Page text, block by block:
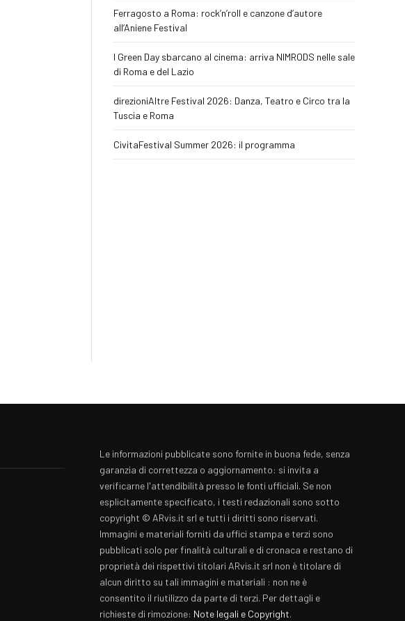
Ferragosto a Roma: rock’n’roll e canzone d’autore
all’Aniene Festival
I Green Day sbarcano al cinema: arriva NIMRODS nelle sale
di Roma e del Lazio
direzioniAltre Festival 2026: Danza, Teatro e Circo tra la
Tuscia e Roma
CivitaFestival Summer 2026: il programma
Le informazioni pubblicate sono fornite in buona fede, senza
garanzia di correttezza o aggiornamento: si invita a
verificarne l'attendibilità presso le fonti ufficiali. Se non
esplicitamente specificato, i testi redazionali sono sotto
copyright © ARvis.it srl e tutti i diritti sono riservati.
Immagini e materiali forniti da uffici stampa e terzi sono
pubblicati solo per finalità culturali e di cronaca e restano di
proprietà dei rispettivi titolari ARvis.it srl non è titolare di
alcun diritto su tali immagini e materiali : non ne è
consentito il riutilizzo da parte di terzi. Per dettagli e
richieste di rimozione: Note legali e Copyright.